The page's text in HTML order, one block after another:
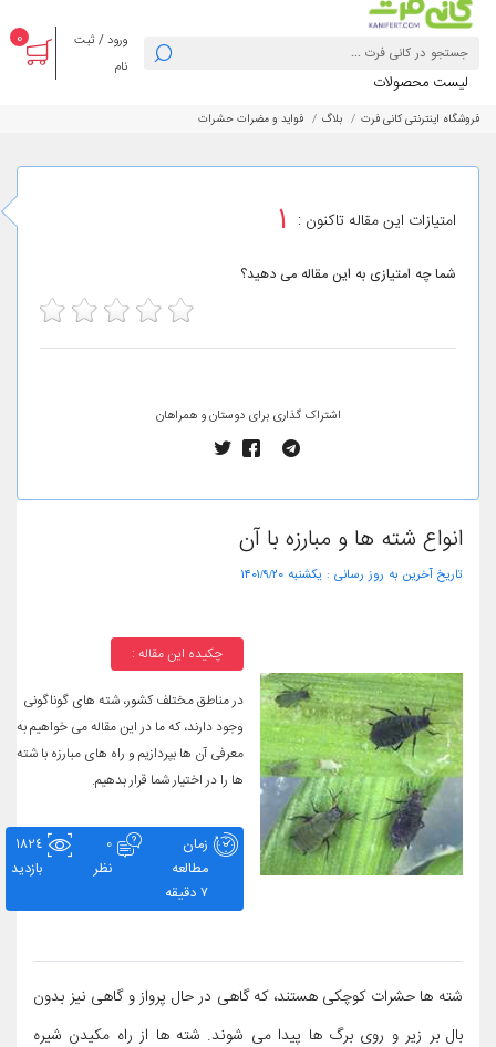
ورود / ثبت
نام
0
لیست محصولات
فروشگاه اینترنتی کانی فرت بلاگ فواید و مضرات حشرات
امتیازات این مقاله تاکنون : 1
شما چه امتیازی به این مقاله می دهید؟
اشتراک گذاری برای دوستان و همراهان
انواع شته ها و مبارزه با آن
تاریخ آخرین به روز رسانی : ۱۴۰۱/۹/۲۰ یکشنبه
چکیده این مقاله :
در مناطق مختلف کشور، شته های گوناگونی
وجود دارند، که ما در این مقاله می خواهیم به
معرفی آن ها بپردازیم و راه های مبارزه با شته
ها را در اختیار شما قرار بدهیم.
زمان
مطالعه
7 دقیقه
0
نظر
1824
بازدید
شته ها حشرات کوچکی هستند، که گاهی در حال پرواز و گاهی نیز بدون
بال بر زیر و روی برگ ها پیدا می شوند. شته ها از راه مکیدن شیره